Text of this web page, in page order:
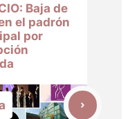
Baja de
el padrón
por